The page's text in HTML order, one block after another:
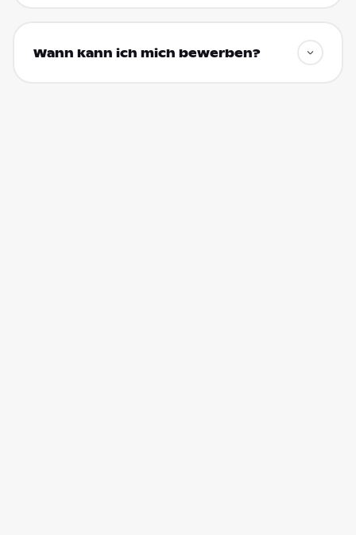
Wann kann ich mich bewerben?